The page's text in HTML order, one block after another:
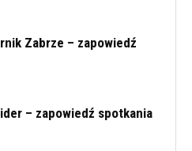
Zabrze – zapowiedź
– zapowiedź spotkania